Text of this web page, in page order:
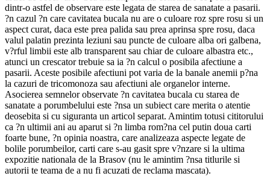
dintr-o astfel de observare este legata de starea de sanatate a pasarii.
?n cazul ?n care cavitatea bucala nu are o culoare roz spre rosu si un
aspect curat, daca este prea palida sau prea aprinsa spre rosu, daca
valul palatin prezinta leziuni sau puncte de culoare alba ori galbena,
v?rful limbii este alb transparent sau chiar de culoare albastra etc.,
atunci un crescator trebuie sa ia ?n calcul o posibila afectiune a
pasarii. Aceste posibile afectiuni pot varia de la banale anemii p?na
la cazuri de tricomonoza sau afectiuni ale organelor interne.
Asocierea semnelor observate ?n cavitatea bucala cu starea de
sanatate a porumbelului este ?nsa un subiect care merita o atentie
deosebita si cu siguranta un articol separat. Amintim totusi cititorului
ca ?n ultimii ani au aparut si ?n limba rom?na cel putin doua carti
foarte bune, ?n opinia noastra, care analizeaza aspecte legate de
bolile porumbeilor, carti care s-au gasit spre v?nzare si la ultima
expozitie nationala de la Brasov (nu le amintim ?nsa titlurile si
autorii te teama de a nu fi acuzati de reclama mascata).